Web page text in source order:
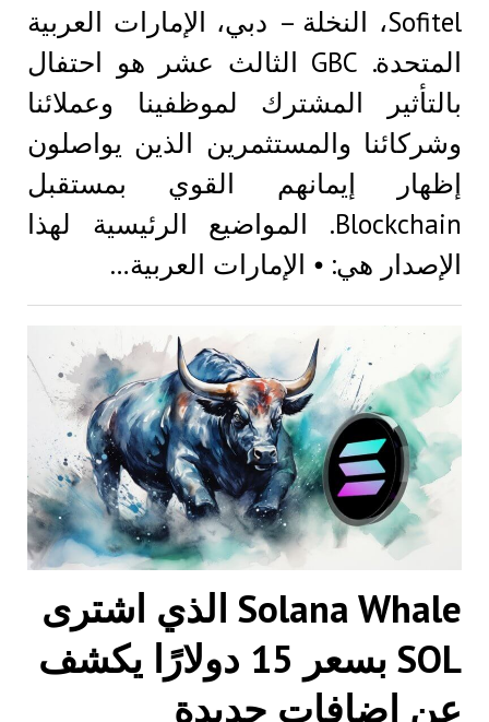
Sofitel، النخلة – دبي، الإمارات العربية
المتحدة. GBC الثالث عشر هو احتفال
بالتأثير المشترك لموظفينا وعملائنا
وشركائنا والمستثمرين الذين يواصلون
إظهار إيمانهم القوي بمستقبل
Blockchain. المواضيع الرئيسية لهذا
الإصدار هي: ⦁ الإمارات العربية…
Solana Whale الذي اشترى
SOL بسعر 15 دولارًا يكشف
عن إضافات جديدة